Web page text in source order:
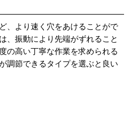
、より速く穴をあけることがで
、振動により先端がずれること
の高い丁寧な作業を求められる
調節できるタイプを選ぶと良い